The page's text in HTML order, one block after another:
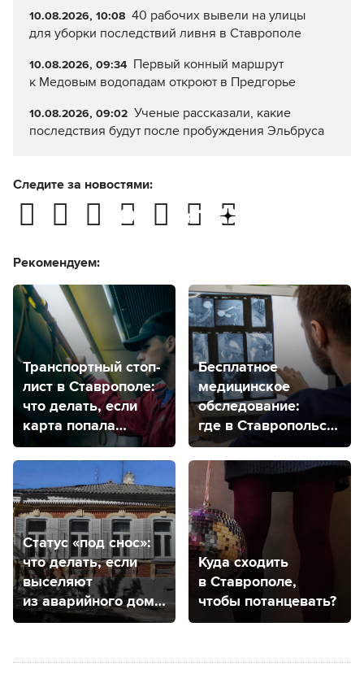
10.08.2026, 10:08 40 рабочих вывели на улицы
для уборки последствий ливня в Ставрополе
10.08.2026, 09:34 Первый конный маршрут
к Медовым водопадам откроют в Предгорье
10.08.2026, 09:02 Ученые рассказали, какие
последствия будут после пробуждения Эльбруса
Следите за новостями:
Рекомендуем:
Транспортный стоп-
лист в Ставрополе:
что делать, если
карта попала
в черный список?
Бесплатное
медицинское
обследование:
где в Ставропольском
крае находятся
центры здоровья
для детей
и взрослых?
Статус «под снос»:
что делать, если
выселяют
из аварийного дома
и куда обратиться
чтобы дом признали
Куда сходить
в Ставрополе,
чтобы потанцевать?